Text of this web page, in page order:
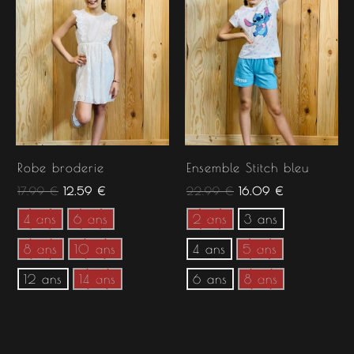
Robe broderie
17.99€
17.99 €.
12.59 €
12.59 €.
4 ans 6 ans
8 ans 10 ans
12 ans 14 ans
Ensemble Stitch bleu
22.99€
22.99 €.
16.09 €
16.09 €.
2 ans 3 ans
4 ans 5 ans
6 ans 8 ans